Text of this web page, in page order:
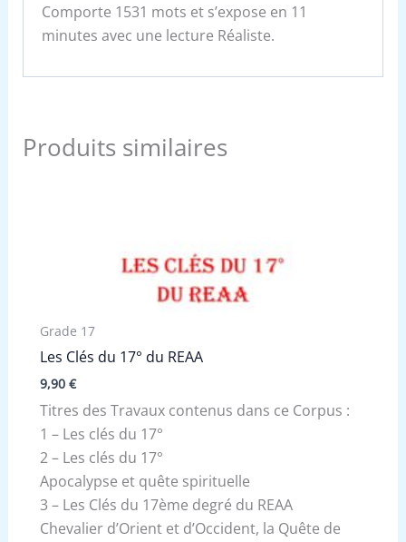
Comporte 1531 mots et s’expose en 11
minutes avec une lecture Réaliste.
Produits similaires
Grade 17
Les Clés du 17° du REAA
9,90 €
Titres des Travaux contenus dans ce Corpus :
1 – Les clés du 17°
2 – Les clés du 17°
Apocalypse et quête spirituelle
3 – Les Clés du 17ème degré du REAA
Chevalier d’Orient et d’Occident, la Quête de